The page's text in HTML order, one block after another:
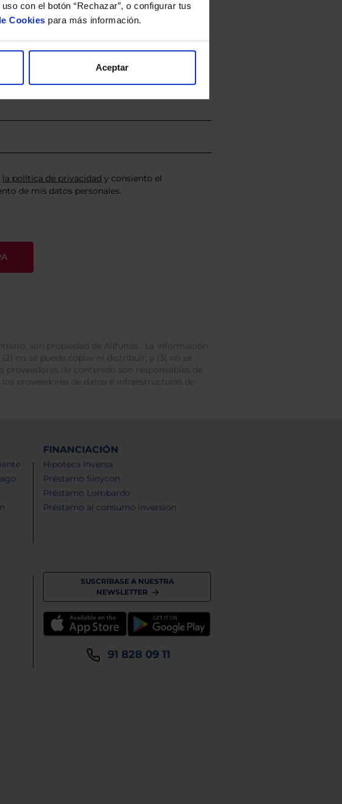
con el botón “Rechazar”, o configurar tus
Cookies para más información.
Aceptar
su cartera.
expertos le enviarán un estudio gratuito
la política de privacidad y consiento el
de mis datos personales.
son propiedad de Allfunds . La información
no se puede copiar ni distribuir; y (3) no se
de contenido son responsables de
proveedores de datos e infraestructuras de
FINANCIACIÓN
Hipoteca Inversa
Préstamo Sinycon
Préstamo Lombardo
Préstamo al consumo inversion
SUSCRÍBASE A NUESTRA
NEWSLETTER
91 828 09 11